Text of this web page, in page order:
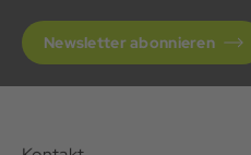
Newsletter abonnieren